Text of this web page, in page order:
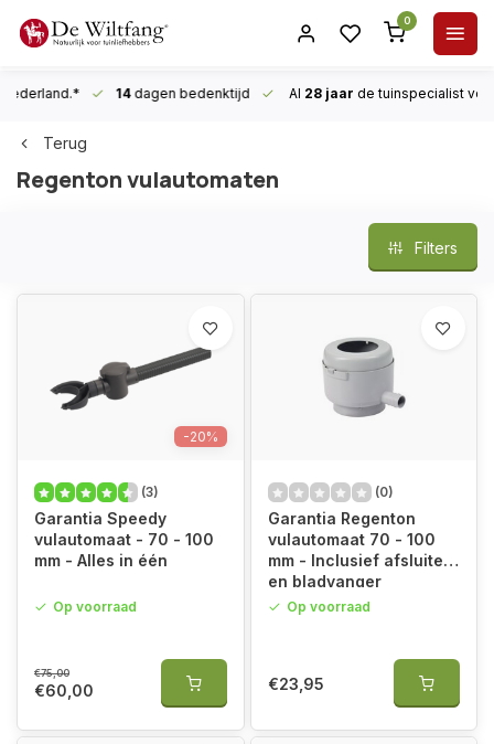
0
14dagen bedenktijd Al 28 jaar de tuinspecialist
Terug
Regenton vulautomaten
Filters
-20%
(3)
Garantia Speedy
vulautomaat - 70 - 100
mm - Alles in één
Op voorraad
€75,00
€60,00
(0)
Garantia Regenton
vulautomaat 70 - 100
mm - Inclusief afsluiter
en bladvanger
Op voorraad
€23,95